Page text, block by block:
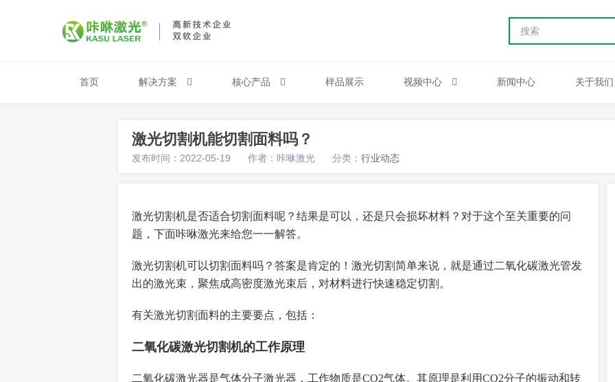
首页 解决方案 核心产品 样品展示 视频中心 新闻中心 关于我们
激光切割机能切割面料吗？
发布时间：2022-05-19 作者：咔咻激光 分类： 行业动态
激光切割机是否适合切割面料呢？结果是可以，还是只会损坏材料？对于这个至关重要的问
题，下面咔咻激光来给您一一解答。
激光切割机可以切割面料吗？答案是肯定的！激光切割简单来说，就是通过二氧化碳激光管发
出的激光束，聚焦成高密度激光束后，对材料进行快速稳定切割。
有关激光切割面料的主要要点，包括：
二氧化碳激光切割机的工作原理
二氧化碳激光器是气体分子激光器，工作物质是CO2气体。其原理是利用CO2分子的振动和转